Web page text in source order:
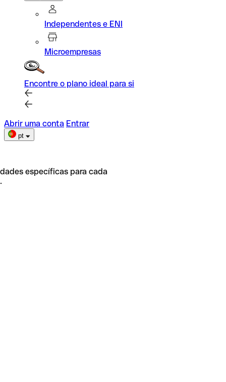
Independentes e ENI
Microempresas
Encontre o plano ideal para si
Abrir uma conta Entrar
pt
específicas para cada